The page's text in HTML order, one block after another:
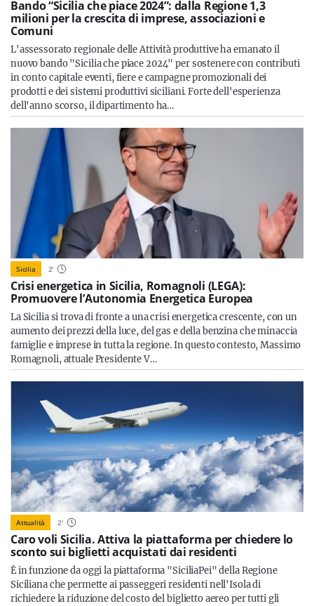
Bando “Sicilia che piace 2024”: dalla Regione 1,3
milioni per la crescita di imprese, associazioni e
Comuni
L'assessorato regionale delle Attività produttive ha emanato il
nuovo bando "Sicilia che piace 2024" per sostenere con contributi
in conto capitale eventi, fiere e campagne promozionali dei
prodotti e dei sistemi produttivi siciliani. Forte dell'esperienza
dell'anno scorso, il dipartimento ha…
Sicilia 2'
Crisi energetica in Sicilia, Romagnoli (LEGA):
Promuovere l’Autonomia Energetica Europea
La Sicilia si trova di fronte a una crisi energetica crescente, con un
aumento dei prezzi della luce, del gas e della benzina che minaccia
famiglie e imprese in tutta la regione. In questo contesto, Massimo
Romagnoli, attuale Presidente V…
Attualità 2'
Caro voli Sicilia. Attiva la piattaforma per chiedere lo
sconto sui biglietti acquistati dai residenti
È in funzione da oggi la piattaforma "SiciliaPei" della Regione
Siciliana che permette ai passeggeri residenti nell'Isola di
richiedere la riduzione del costo del biglietto aereo per tutti gli